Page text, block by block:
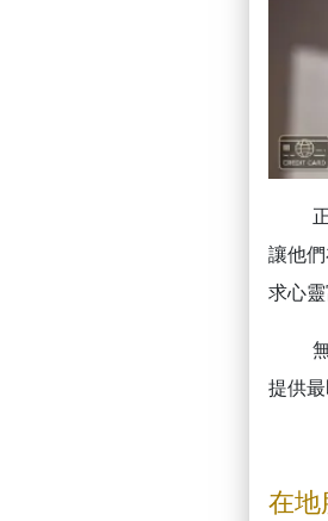
讓他
求心
提供
在地